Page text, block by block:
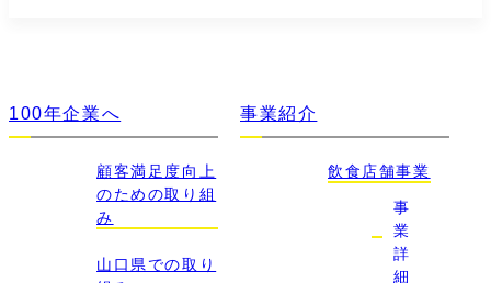
100年企業へ
顧客満足度向上
のための取り組
み
山口県での取り
事業紹介
飲食店舗事業
事
業
詳
細